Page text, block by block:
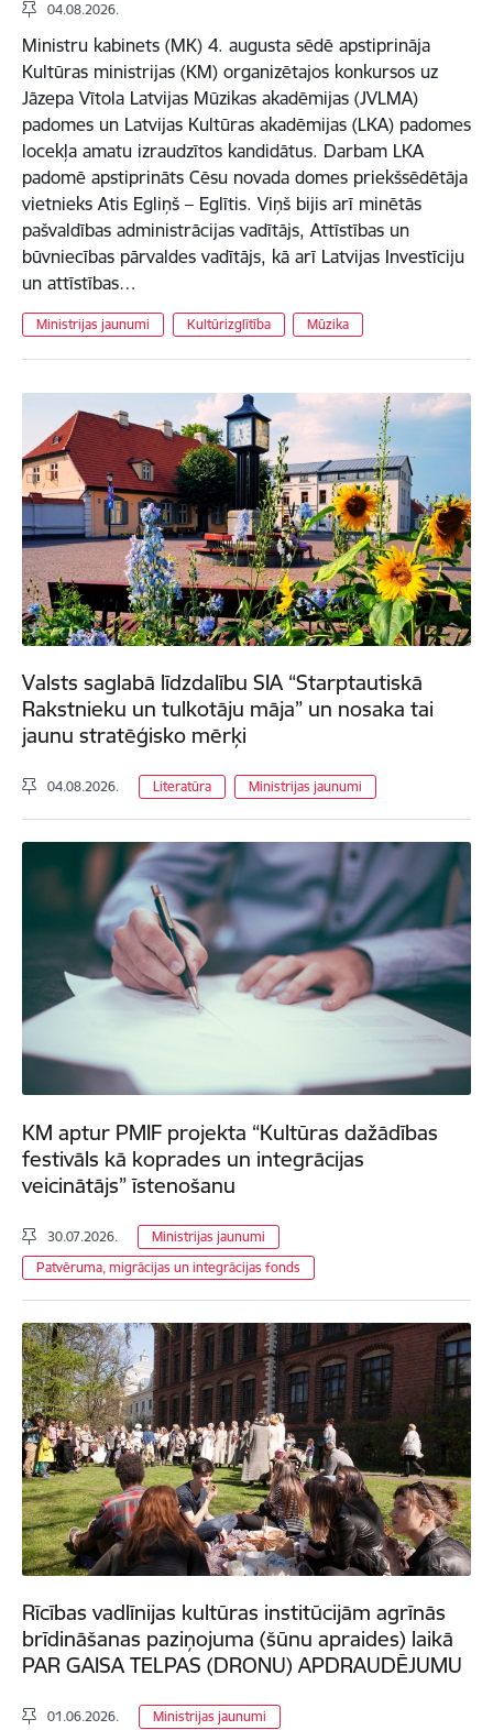
04.08.2026.
Ministru kabinets (MK) 4. augusta sēdē apstiprināja
Kultūras ministrijas (KM) organizētajos konkursos uz
Jāzepa Vītola Latvijas Mūzikas akadēmijas (JVLMA)
padomes un Latvijas Kultūras akadēmijas (LKA) padomes
locekļa amatu izraudzītos kandidātus. Darbam LKA
padomē apstiprināts Cēsu novada domes priekšsēdētāja
vietnieks Atis Egliņš – Eglītis. Viņš bijis arī minētās
pašvaldības administrācijas vadītājs, Attīstības un
būvniecības pārvaldes vadītājs, kā arī Latvijas Investīciju
un attīstības…
Ministrijas jaunumi Kultūrizglītība Mūzika
Valsts saglabā līdzdalību SIA “Starptautiskā
Rakstnieku un tulkotāju māja” un nosaka tai
jaunu stratēģisko mērķi
04.08.2026. Literatūra Ministrijas jaunumi
KM aptur PMIF projekta “Kultūras dažādības
festivāls kā koprades un integrācijas
veicinātājs” īstenošanu
30.07.2026.
Ministrijas jaunumi
Patvēruma, migrācijas un integrācijas fonds
Rīcības vadlīnijas kultūras institūcijām agrīnās
brīdināšanas paziņojuma (šūnu apraides) laikā
PAR GAISA TELPAS (DRONU) APDRAUDĒJUMU
01.06.2026. Ministrijas jaunumi